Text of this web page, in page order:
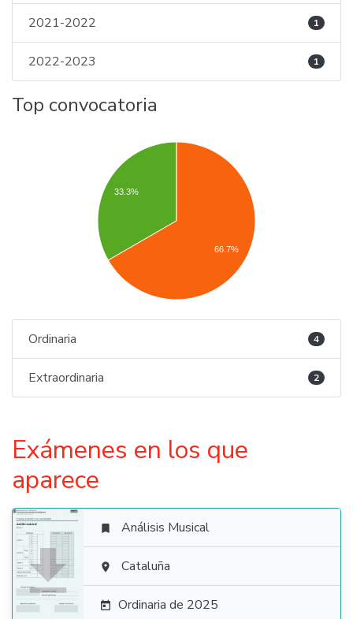
2021-2022 1
2022-2023 1
Top convocatoria
33.3%
66.7%
Ordinaria 4
Extraordinaria 2
Exámenes en los que
aparece

 Análisis Musical
 Cataluña
 Ordinaria de 2025